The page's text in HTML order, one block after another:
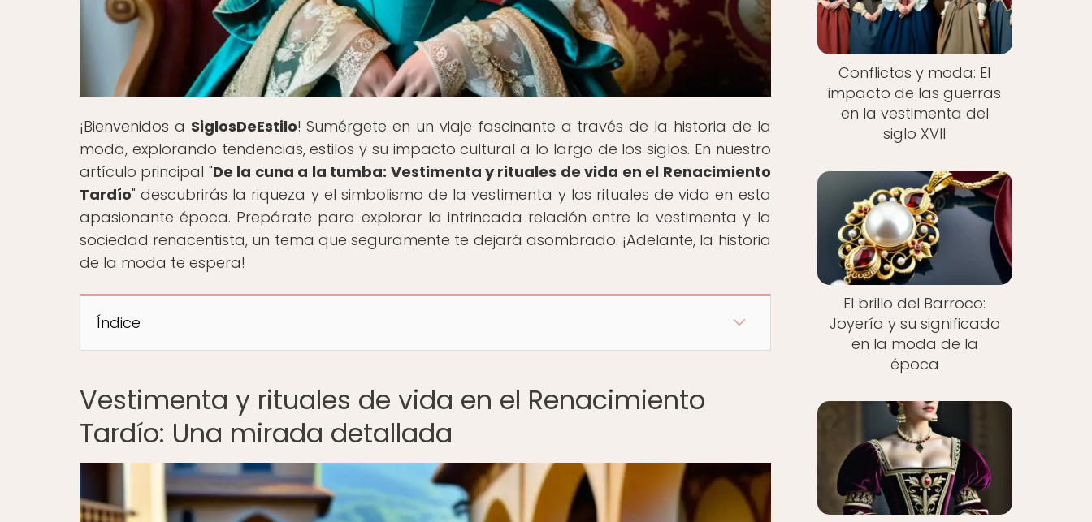
¡Bienvenidos a SiglosDeEstilo! Sumérgete en un viaje fascinante a través de la historia de la
moda, explorando tendencias, estilos y su impacto cultural a lo largo de los siglos. En nuestro
artículo principal "De la cuna a la tumba: Vestimenta y rituales de vida en el Renacimiento
Tardío" descubrirás la riqueza y el simbolismo de la vestimenta y los rituales de vida en esta
apasionante época. Prepárate para explorar la intrincada relación entre la vestimenta y la
sociedad renacentista, un tema que seguramente te dejará asombrado. ¡Adelante, la historia
de la moda te espera!
Índice
Vestimenta y rituales de vida en el Renacimiento
Tardío: Una mirada detallada
Conflictos y moda: El
impacto de las guerras
en la vestimenta del
siglo XVII
El brillo del Barroco:
Joyería y su significado
en la moda de la
época